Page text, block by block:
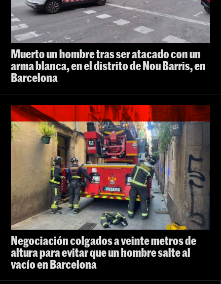
Muerto un hombre tras ser atacado con un
arma blanca, en el distrito de Nou Barris, en
Barcelona
Negociación colgados a veinte metros de
altura para evitar que un hombre salte al
vacío en Barcelona